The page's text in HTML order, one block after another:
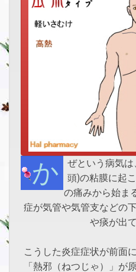
かぜという病気は、上気道(鼻腔、咽頭、喉
頭)の粘膜に起
の痛みから始ま
症が気管や気管支などの
や痰が出
こうした炎症症状が前面
「熱邪（ねつじゃ）」が